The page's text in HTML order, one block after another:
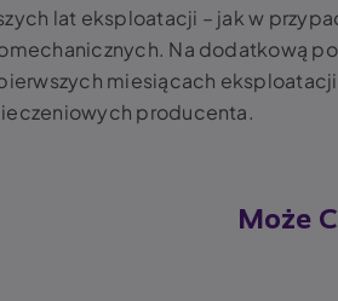
lat eksploatacji – jak w
Na dodatkową
miesiącach
producenta.
Może